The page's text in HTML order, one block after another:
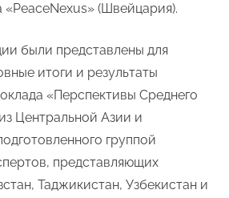
Узбекистан
(Швейцария).
были представлены для
итоги и результаты
«Перспективы Среднего
Центральной Азии и
группой
представляющих
Таджикистан, Узбекистан и